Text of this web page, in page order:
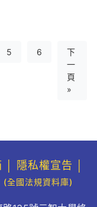
5 6
下
一
頁
»
隱私權宣告
(全國法規資料庫)